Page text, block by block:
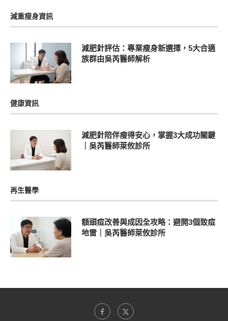
減重瘦身資訊
減肥針評估：專業瘦身新選擇，5大合適
族群由吳芮醫師解析
健康資訊
減肥針陪伴瘦得安心，掌握3大成功關鍵
｜吳芮醫師萊攸診所
再生醫學
額頭痘改善與成因全攻略：避開3個致痘
地雷｜吳芮醫師萊攸診所